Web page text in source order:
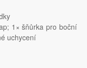
1× šňůrka pro boční
uchycení